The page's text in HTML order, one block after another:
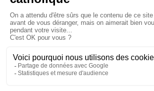
La visite pastorale du
XIV à Assise à suivre
jeudi 6 août
Le pape en Uruguay,
Pérou du 6 au 17